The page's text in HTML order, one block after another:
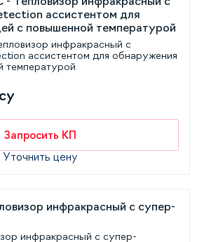
инфракрасный с
ассистентом для обнаружения
температурой
Запросить КП
Уточнить цену
инфракрасный с супер-